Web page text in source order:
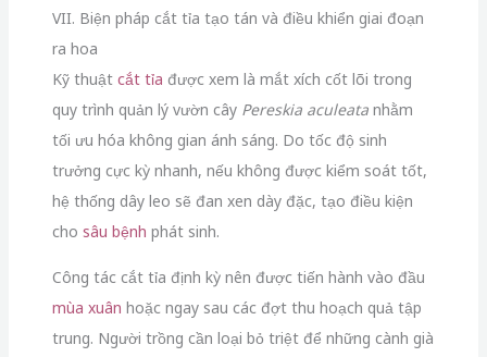
VII. Biện pháp cắt tỉa tạo tán và điều khiển giai đoạn
ra hoa
Kỹ thuật cắt tỉa được xem là mắt xích cốt lõi trong
quy trình quản lý vườn cây Pereskia aculeatanhằm
tối ưu hóa không gian ánh sáng. Do tốc độ sinh
trưởng cực kỳ nhanh, nếu không được kiểm soát tốt,
hệ thống dây leo sẽ đan xen dày đặc, tạo điều kiện
cho sâu bệnh phát sinh.
Công tác cắt tỉa định kỳ nên được tiến hành vào đầu
mùa xuân hoặc ngay sau các đợt thu hoạch quả tập
trung. Người trồng cần loại bỏ triệt để những cành già